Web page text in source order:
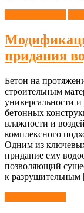
придания
Бетон на
строительным
универсальности
бетонных
влажности и
комплексного
Одним из
придание ему
позволяющий
к